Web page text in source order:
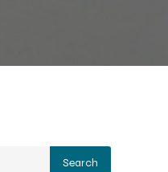
Search